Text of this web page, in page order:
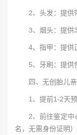
2、头发：提供带
3、烟头：提供3-
4、指甲：提供正
5、牙刷：提供使
四、无创胎儿亲
1、提前1-2天预
2、前往鉴定中心
名，无需身份证明）